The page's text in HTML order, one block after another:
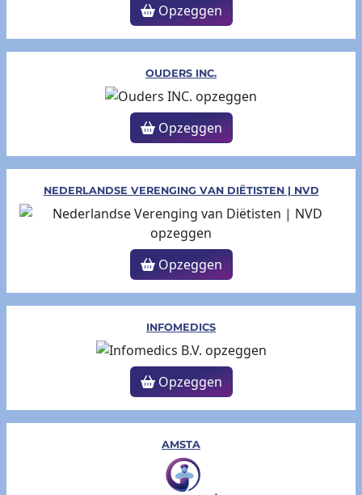
Opzeggen
OUDERS INC.
Opzeggen
NEDERLANDSE VERENGING VAN DIËTISTEN | NVD
Opzeggen
INFOMEDICS
Opzeggen
AMSTA